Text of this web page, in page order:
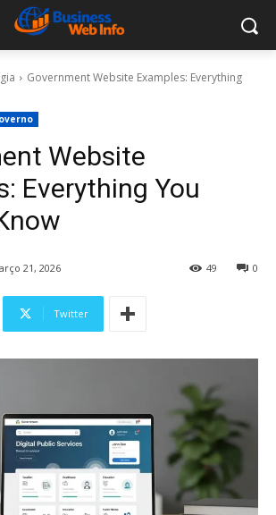
Government Website Examples: Everything
Website
Everything You
21, 2026 0
49
Twitter